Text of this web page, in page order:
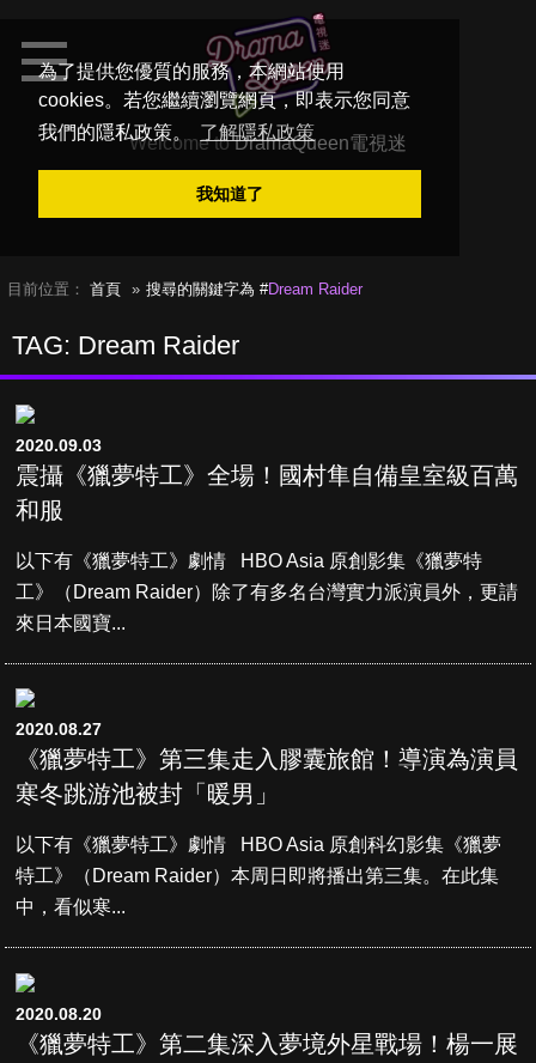
為了提供您優質的服務，本網站使用
cookies。若您繼續瀏覽網頁，即表示您同意
我們的隱私政策。
了解隱私政策
我知道了
Welcome toDramaQueen電視迷
目前位置： 首頁 搜尋的關鍵字為 #Dream Raider
TAG: Dream Raider
2020.09.03
震攝《獵夢特工》全場！國村隼自備皇室級百萬
和服
以下有《獵夢特工》劇情 HBO Asia 原創影集《獵夢特
工》（Dream Raider）除了有多名台灣實力派演員外，更請
來日本國寶...
2020.08.27
《獵夢特工》第三集走入膠囊旅館！導演為演員
寒冬跳游池被封「暖男」
以下有《獵夢特工》劇情 HBO Asia 原創科幻影集《獵夢
特工》（Dream Raider）本周日即將播出第三集。在此集
中，看似寒...
2020.08.20
《獵夢特工》第二集深入夢境外星戰場！楊一展